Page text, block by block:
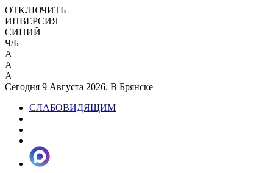
ОТКЛЮЧИТЬ
ИНВЕРСИЯ
СИНИЙ
Ч/Б
A
A
A
Сегодня 9 Августа 2026. В Брянске
СЛАБОВИДЯЩИМ